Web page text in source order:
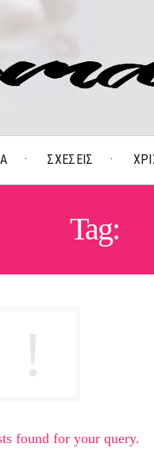
ΣΧΕΣΕΙΣ
Tag:
found for your query.